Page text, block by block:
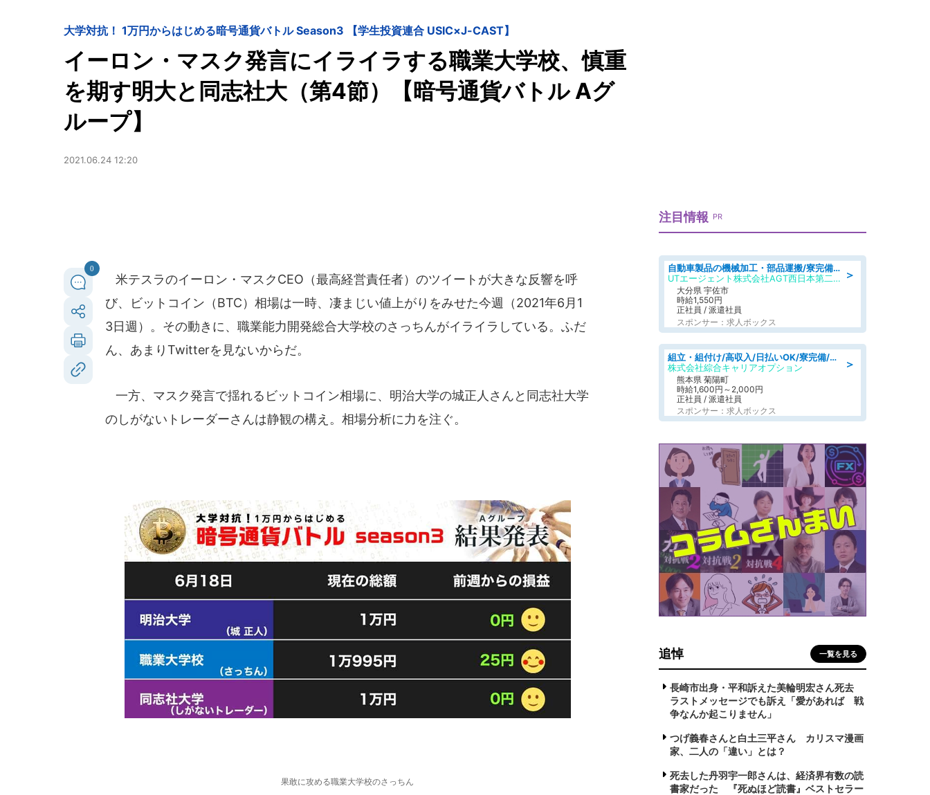
大学対抗！ 1万円からはじめる暗号通貨バトル Season3 【学生投資連合 USIC×J-CAST】
イーロン・マスク発言にイライラする職業大学校、慎重
を期す明大と同志社大（第4節）【暗号通貨バトル Aグ
ループ】
2021.06.24 12:20
0
米テスラのイーロン・マスクCEO（最高経営責任者）のツイートが大きな反響を呼
び、ビットコイン（BTC）相場は一時、凄まじい値上がりをみせた今週（2021年6月1
3日週）。その動きに、職業能力開発総合大学校のさっちんがイライラしている。ふだ
ん、あまりTwitterを見ないからだ。
一方、マスク発言で揺れるビットコイン相場に、明治大学の城正人さんと同志社大学
のしがないトレーダーさんは静観の構え。相場分析に力を注ぐ。
果敢に攻める職業大学校のさっちん
注目情報 PR
＞
自動車製品の機械加工・部品運搬/寮完備/日払い/工場・製造
UTエージェント株式会社AGT西日本第二CU
大分県 宇佐市
時給1,550円
正社員 / 派遣社員
スポンサー：求人ボックス
＞
組立・組付け/高収入/日払いOK/寮完備/交替制/20・30・40代活躍中
株式会社綜合キャリアオプション
熊本県 菊陽町
時給1,600円～2,000円
正社員 / 派遣社員
スポンサー：求人ボックス
追悼 一覧を見る
長崎市出身・平和訴えた美輪明宏さん死去
ラストメッセージでも訴え「愛があれば 戦
争なんか起こりません」
つげ義春さんと白土三平さん カリスマ漫画
家、二人の「違い」とは？
死去した丹羽宇一郎さんは、経済界有数の読
書家だった 『死ぬほど読書』ベストセラー